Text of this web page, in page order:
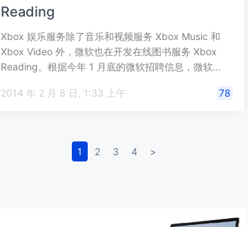
Reading
Xbox 娱乐服务除了音乐和视频服务 Xbox Music 和
Xbox Video 外，微软也在开发在线图书服务 Xbox
Reading。根据今年 1 月底的微软招聘信息，微软…
2014 年 2 月 8 日, 1:33 上午 78
1 2 3 4 >